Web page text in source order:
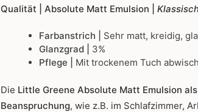
Qualität | Absolute Matt Emulsion |
Farbanstrich | Sehr matt, kreidig,
Glanzgrad | 3%
Pflege | Mit trockenem Tuch
Die Little Greene Absolute Matt Emulsion
Beanspruchung, wie z.B. im Schlafzimmer,